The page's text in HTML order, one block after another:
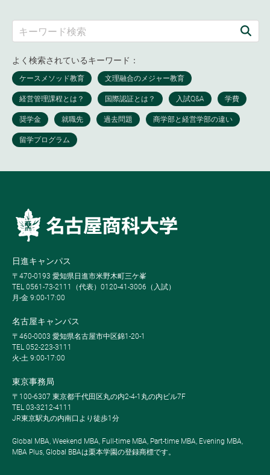
よく検索されているキーワード：
日進キャンパス
〒470-0193 愛知県日進市米野木町三ケ峯
TEL 0561-73-2111（代表）0120-41-3006（入試）
月-金 9:00-17:00
名古屋キャンパス
〒460-0003 愛知県名古屋市中区錦1-20-1
TEL 052-223-3111
火-土 9:00-17:00
東京事務局
〒100-6307 東京都千代田区丸の内2-4-1丸の内ビル7F
TEL 03-3212-4111
JR東京駅丸の内南口より徒歩1分
Global MBA, Weekend MBA, Full-time MBA, Part-time MBA, Evening MBA,
MBA Plus, Global BBAは栗本学園の登録商標です。